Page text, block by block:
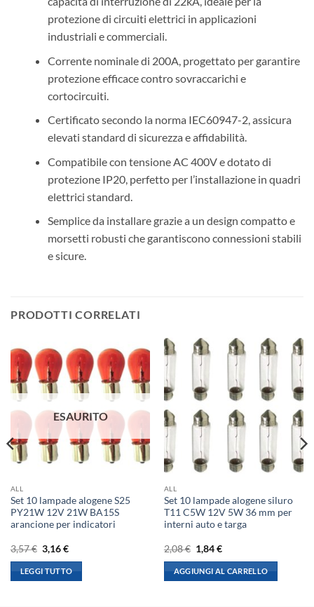
protezione di circuiti elettrici in applicazioni
industriali e commerciali.
Corrente nominale di 200A, progettato per garantire
protezione efficace contro sovraccarichi e
cortocircuiti.
Certificato secondo la norma IEC60947-2, assicura
elevati standard di sicurezza e affidabilità.
Compatibile con tensione AC 400V e dotato di
protezione IP20, perfetto per l’installazione in quadri
elettrici standard.
Semplice da installare grazie a un design compatto e
morsetti robusti che garantiscono connessioni stabili
e sicure.
PRODOTTI CORRELATI
ESAURITO
ALL
Set 10 lampade alogene S25
PY21W 12V 21W BA15S
arancione per indicatori
3,57€ Il
prezzo
originale
era:
3,57 €.
3,16€Il
attuale
è:
3,16 €.
LEGGI TUTTO
ALL
Set 10 lampade alogene siluro
T11 C5W 12V 5W 36 mm per
interni auto e targa
2,08€ Il
prezzo
originale
era:
2,08 €.
1,84€Il
attuale
è:
1,84 €.
AGGIUNGI AL CARRELLO